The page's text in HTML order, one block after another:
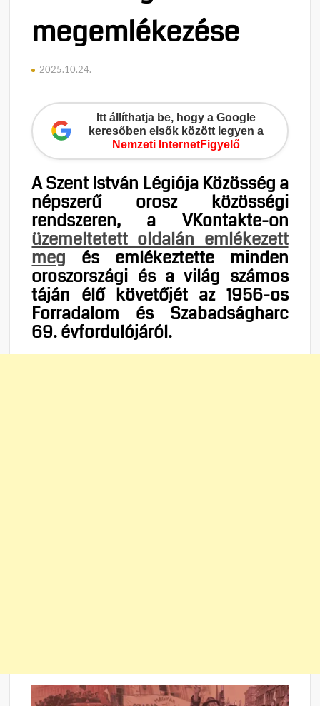
megemlékezése
2025.10.24.
Itt állíthatja be, hogy a Google
keresőben elsők között legyen a
Nemzeti InternetFigyelő
A Szent István Légiója Közösség a
népszerű orosz közösségi
rendszeren, a VKontakte-on
üzemeltetett oldalán emlékezett
meg és emlékeztette minden
oroszországi és a világ számos
táján élő követőjét az 1956-os
Forradalom és Szabadságharc
69. évfordulójáról.